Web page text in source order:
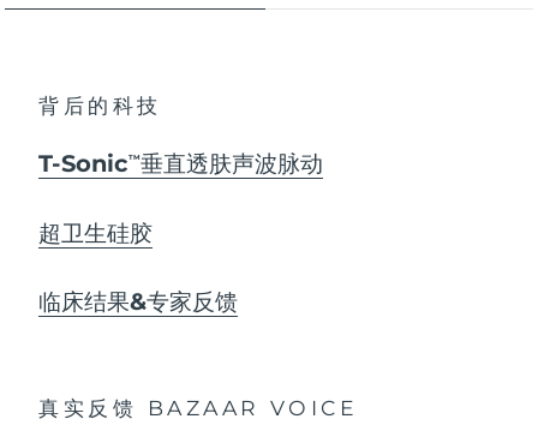
背后的科技
T-SonicTM 垂直透肤声波脉动
超卫生硅胶
临床结果&专家反馈
真实反馈 BAZAAR VOICE